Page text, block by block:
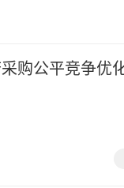
购公平竞争优